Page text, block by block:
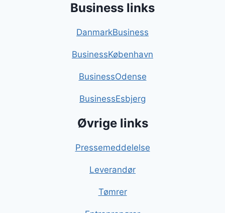
Business links
DanmarkBusiness
BusinessKøbenhavn
BusinessOdense
BusinessEsbjerg
Øvrige links
Pressemeddelelse
Leverandør
Tømrer